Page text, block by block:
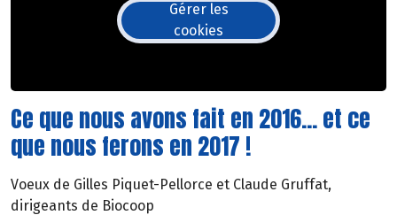
Gérer les
cookies
Ce que nous avons fait en 2016... et ce
que nous ferons en 2017 !
Voeux de Gilles Piquet-Pellorce et Claude Gruffat,
dirigeants de Biocoop